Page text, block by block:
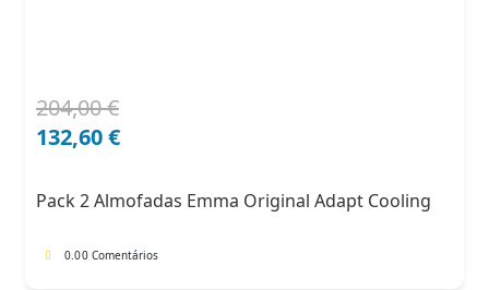
204,00€
O
preço
204,00 €.
132,60€
O
preço
132,60 €.
Pack 2 Almofadas Emma Original Adapt Cooling
0.00 Comentários